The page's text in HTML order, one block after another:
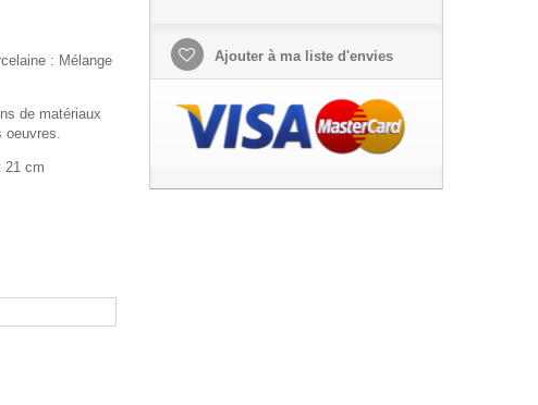
: Mélange
de matériaux
oeuvres.
21 cm
Ajouter à ma liste d'envies